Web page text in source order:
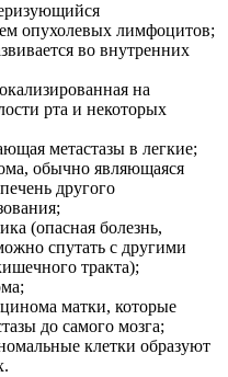
опухолевых лимфоцитов;
во внутренних
на
рта и некоторых
метастазы в легкие;
обычно являющаяся
другого
(опасная болезнь,
спутать с другими
тракта);
матки, которые
до самого мозга;
клетки образуют